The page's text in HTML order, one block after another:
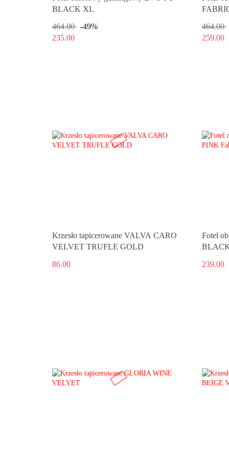
BLACK XL
464.00
-49%
235.00
464.00
259.00
Krzesło tapicerowane VALVA CARO
VELVET TRUFLE GOLD
86.00
Fotel
239.00